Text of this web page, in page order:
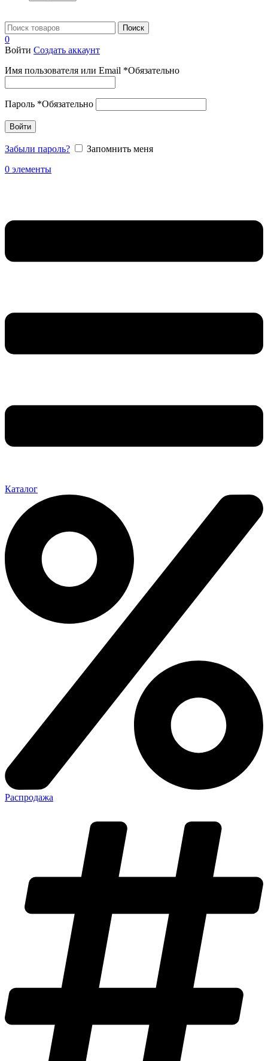
Поиск
0
Войти Создать аккаунт
Имя пользователя или Email *Обязательно
Пароль *Обязательно
Войти
Забыли пароль?
Запомнить меня
0 элементы
Каталог
Распродажа